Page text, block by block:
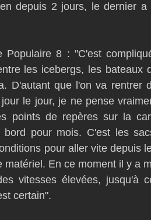
depuis 2 jours, le dernier a
Populaire 8 : "C'est
les icebergs, les bateaux
D'autant que l'on va rentrer
le jour, je ne pense
points de repères sur la
pour mois. C'est les
pour aller vite depuis
En ce moment il y a
vitesses élevées, jusqu'à
certain".